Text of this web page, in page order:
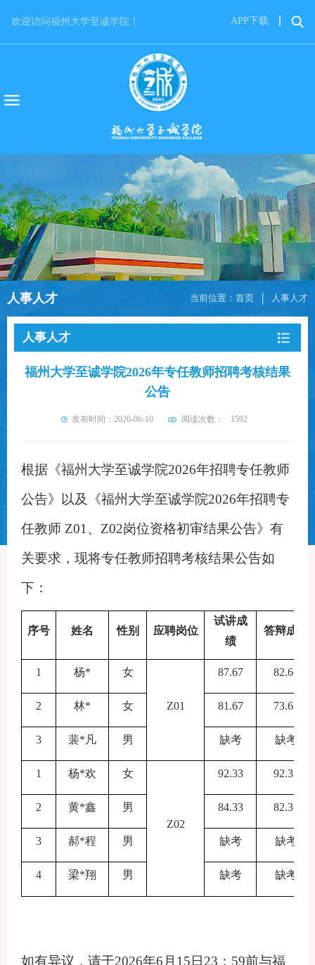
欢迎访问福州大学至诚学院！ APP下载
当前位置： 首页 人事人才
人事人才
人事人才
福州大学至诚学院2026年专任教师招聘考核结果
公告
发布时间：2026-06-10 阅读次数： 1592
根据 《福州大学至诚学院2026年招聘专任教师
公告》 以及《福州大学至诚学院2026年招聘专
任教师 Z01、Z02岗位资格初审结果公告》有
关要求，现将专任教师招聘考核结果公告如
下：
序号 姓名 性别 应聘岗位
试讲成
绩
答辩成绩
1 杨* 女
Z01
87.67 82.67
2 林* 女 81.67 73.67
3 裴* 凡 男 缺考 缺考
1 杨*欢 女
Z02
92.33 92.33
2 黄*鑫 男 84.33 82.33
3 郝*程 男 缺考 缺考
4 梁*翔 男 缺考 缺考
如有异议，请于2026年6月15日23：59前与福